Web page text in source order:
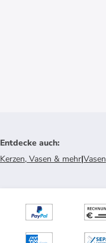
Entdecke auch:
Kerzen, Vasen & mehr|Vasen